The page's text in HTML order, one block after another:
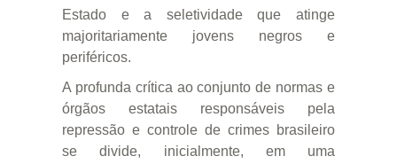
Estado e a seletividade que atinge
majoritariamente jovens negros e
periféricos.
A profunda crítica ao conjunto de normas e
órgãos estatais responsáveis pela
repressão e controle de crimes brasileiro
se divide, inicialmente, em uma